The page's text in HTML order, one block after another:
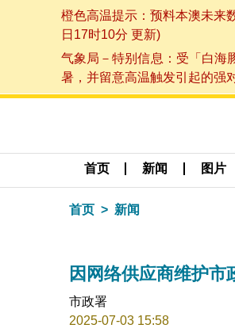
橙色高温提示：预料本澳未来
日17时10分 更新)
气象局－特别信息：受「白海
暑，并留意高温触发引起的强
首页 新闻 图片
首页 新闻
因网络供应商维护市
市政署
2025-07-03 15:58